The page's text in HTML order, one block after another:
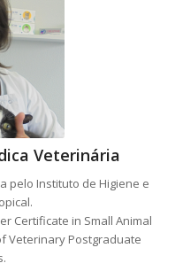
Veterinária
pelo Instituto de Higiene e
Certificate in Small Animal
Veterinary Postgraduate